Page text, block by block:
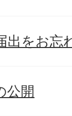
出をお忘
公開